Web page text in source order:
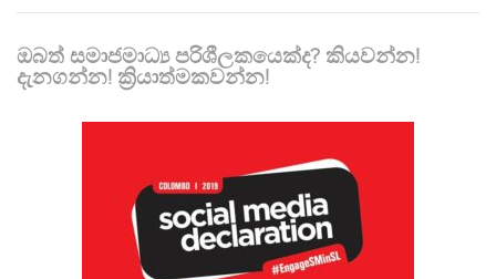
ඔබත් සමාජමාධ්‍ය පරිශීලකයෙක්ද? කියවන්න!
දැනගන්න! ක්‍රියාත්මකවන්න!